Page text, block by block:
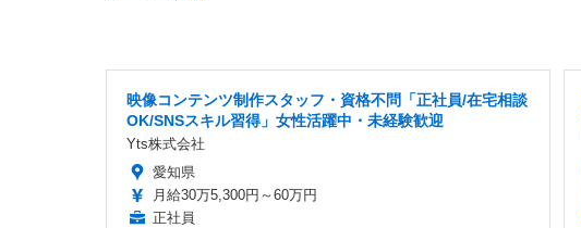
映像コンテンツ制作スタッフ・資格不問「正社員/在宅相談
OK/SNSスキル習得」女性活躍中・未経験歓迎
Yts株式会社
愛知県
月給30万5,300円～60万円
正社員